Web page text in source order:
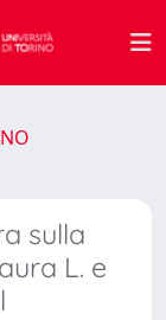
sulla
L. e